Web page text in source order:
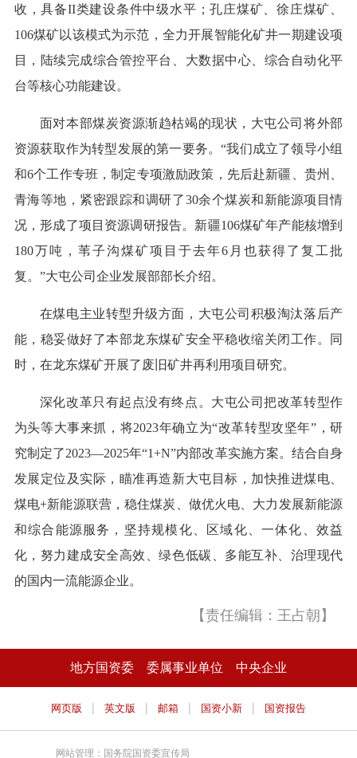
收，具备II类建设条件中级水平；孔庄煤矿、徐庄煤矿、
106煤矿以该模式为示范，全力开展智能化矿井一期建设项
目，陆续完成综合管控平台、大数据中心、综合自动化平
台等核心功能建设。
面对本部煤炭资源渐趋枯竭的现状，大屯公司将外部
资源获取作为转型发展的第一要务。“我们成立了领导小组
和6个工作专班，制定专项激励政策，先后赴新疆、贵州、
青海等地，紧密跟踪和调研了30余个煤炭和新能源项目情
况，形成了项目资源调研报告。新疆106煤矿年产能核增到
180万吨，苇子沟煤矿项目于去年6月也获得了复工批
复。”大屯公司企业发展部部长介绍。
在煤电主业转型升级方面，大屯公司积极淘汰落后产
能，稳妥做好了本部龙东煤矿安全平稳收缩关闭工作。同
时，在龙东煤矿开展了废旧矿井再利用项目研究。
深化改革只有起点没有终点。大屯公司把改革转型作
为头等大事来抓，将2023年确立为“改革转型攻坚年”，研
究制定了2023—2025年“1+N”内部改革实施方案。结合自身
发展定位及实际，瞄准再造新大屯目标，加快推进煤电、
煤电+新能源联营，稳住煤炭、做优火电、大力发展新能源
和综合能源服务，坚持规模化、区域化、一体化、效益
化，努力建成安全高效、绿色低碳、多能互补、治理现代
的国内一流能源企业。
【责任编辑：王占朝】
地方国资委 委属事业单位 中央企业
网页版 | 英文版 | 邮箱 | 国资小新 | 国资报告
网站管理：国务院国资委宣传局